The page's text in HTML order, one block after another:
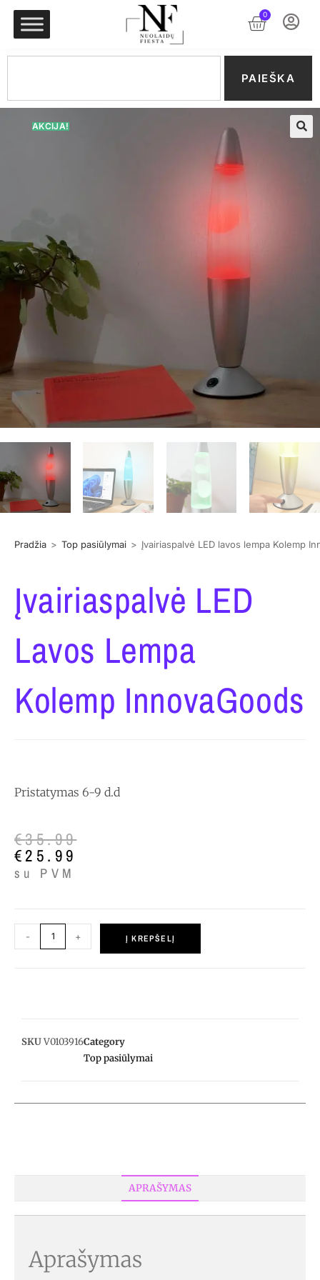
0
PAIEŠKA
AKCIJA!
Pradžia > Top pasiūlymai > Įvairiaspalvė LED lavos lempa Kolemp
Įvairiaspalvė LED
Lavos Lempa
Kolemp InnovaGoods
Pristatymas 6-9 d.d
€35.99
€25.99
su PVM
- + Į KREPŠELĮ
SKUV0103916Category
Top pasiūlymai
APRAŠYMAS
Aprašymas